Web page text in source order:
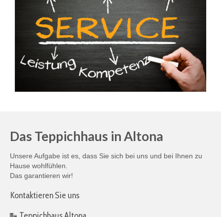
Das Teppichhaus in Altona
Unsere Aufgabe ist es, dass Sie sich bei uns und bei Ihnen zu
Hause wohlfühlen.
Das garantieren wir!
Kontaktieren Sie uns